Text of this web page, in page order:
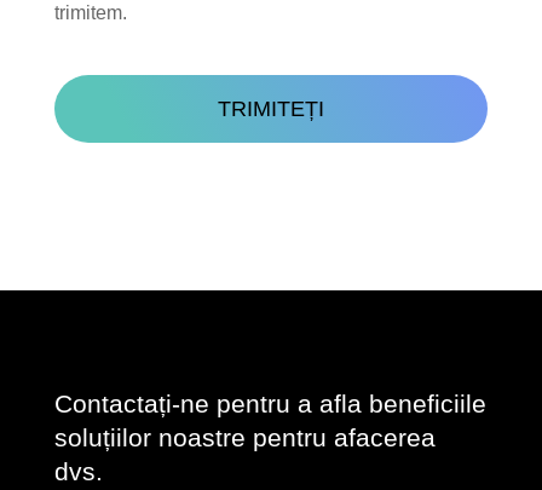
trimitem.
Contactați-ne pentru a afla beneficiile
soluțiilor noastre pentru afacerea
dvs.